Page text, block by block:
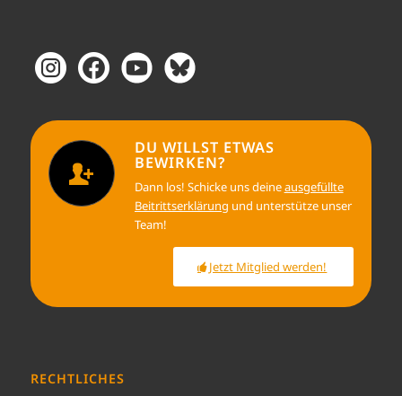
DU WILLST ETWAS
BEWIRKEN?
Dann los! Schicke uns deineausgefüllte
Beitrittserklärung und unterstütze unser
Team!
Jetzt Mitglied werden!
RECHTLICHES